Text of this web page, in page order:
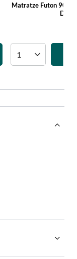
Matratze Futon
Duo